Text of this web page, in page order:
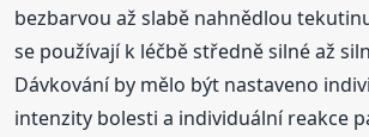
bezbarvou až slabě nahnědlou
se používají k léčbě středně silné až
Dávkování by mělo být nastaveno
intenzity bolesti a individuální reakce